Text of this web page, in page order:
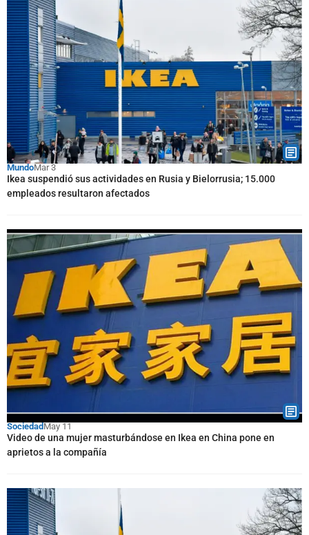
MundoMar 3
Ikea suspendió sus actividades en Rusia y Bielorrusia; 15.000
empleados resultaron afectados
SociedadMay 11
Video de una mujer masturbándose en Ikea en China pone en
aprietos a la compañía